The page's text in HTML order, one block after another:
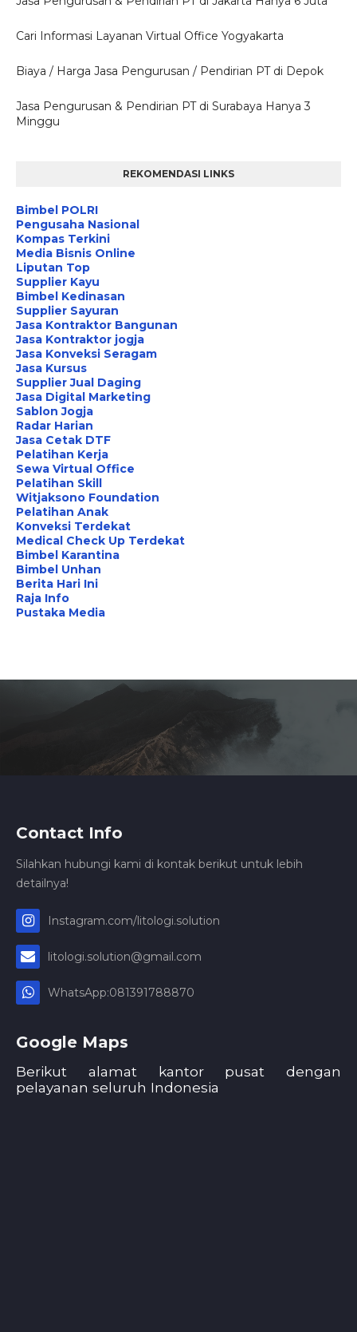
Cari Informasi Layanan Virtual Office Yogyakarta
Biaya / Harga Jasa Pengurusan / Pendirian PT di Depok
Jasa Pengurusan & Pendirian PT di Surabaya Hanya 3
Minggu
REKOMENDASI LINKS
Bimbel POLRI
Pengusaha Nasional
Kompas Terkini
Media Bisnis Online
Liputan Top
Supplier Kayu
Bimbel Kedinasan
Supplier Sayuran
Jasa Kontraktor Bangunan
Jasa Kontraktor jogja
Jasa Konveksi Seragam
Jasa Kursus
Supplier Jual Daging
Jasa Digital Marketing
Sablon Jogja
Radar Harian
Jasa Cetak DTF
Pelatihan Kerja
Sewa Virtual Office
Pelatihan Skill
Witjaksono Foundation
Pelatihan Anak
Konveksi Terdekat
Medical Check Up Terdekat
Bimbel Karantina
Bimbel Unhan
Berita Hari Ini
Raja Info
Pustaka Media
Contact Info
Silahkan hubungi kami di kontak berikut untuk lebih
detailnya!
Instagram.com/litologi.solution
litologi.solution@gmail.com
WhatsApp:081391788870
Google Maps
Berikut alamat kantor pusat dengan
pelayanan seluruh Indonesia